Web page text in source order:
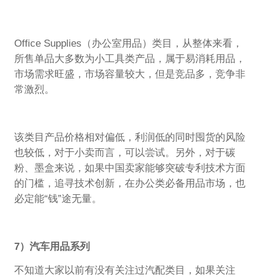
Office Supplies（办公室用品）类目，从整体来看，
所售单品大多数为小工具类产品，属于易消耗用品，
市场需求旺盛，市场容量较大，但是竞品多，竞争非
常激烈。
该类目产品价格相对偏低，利润低的同时囤货的风险
也较低，对于小卖而言，可以尝试。另外，对于碳
粉、墨盒来说，如果中国卖家能够突破专利技术方面
的门槛，追寻技术创新，在办公类必备用品市场，也
必定能“钱”途无量。
7）汽车用品系列
不知道大家以前有没有关注过汽配类目，如果关注